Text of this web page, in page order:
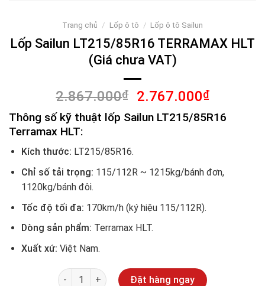
Trang chủ / Lốp ô tô / Lốp ô tô Sailun
Lốp Sailun LT215/85R16 TERRAMAX HLT
(Giá chưa VAT)
2.867.000₫
Giá
gốc
là:
2.767.000₫Giá
hiện
tại
Thông số kỹ thuật lốp Sailun LT215/85R16
Terramax HLT:
Kích thước: LT215/85R16.
Chỉ số tải trọng: 115/112R ~ 1215kg/bánh đơn,
1120kg/bánh đôi.
Tốc độ tối đa: 170km/h (ký hiệu 115/112R).
Dòng sản phẩm: Terramax HLT.
Xuất xứ: Việt Nam.
Số lượng Đặt hàng ngay